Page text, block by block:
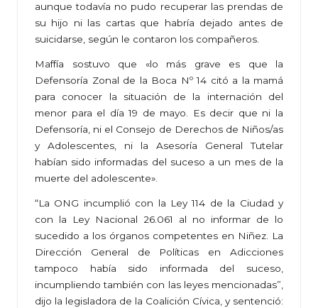
aunque todavía no pudo recuperar las prendas de
su hijo ni las cartas que habría dejado antes de
suicidarse, según le contaron los compañeros.
Maffía sostuvo que «lo más grave es que la
Defensoría Zonal de la Boca Nº 14 citó a la mamá
para conocer la situación de la internación del
menor para el día 19 de mayo. Es decir que ni la
Defensoría, ni el Consejo de Derechos de Niños/as
y Adolescentes, ni la Asesoría General Tutelar
habían sido informadas del suceso a un mes de la
muerte del adolescente».
“La ONG incumplió con la Ley 114 de la Ciudad y
con la Ley Nacional 26.061 al no informar de lo
sucedido a los órganos competentes en Niñez. La
Dirección General de Políticas en Adicciones
tampoco había sido informada del suceso,
incumpliendo también con las leyes mencionadas”,
dijo la legisladora de la Coalición Cívica, y sentenció: